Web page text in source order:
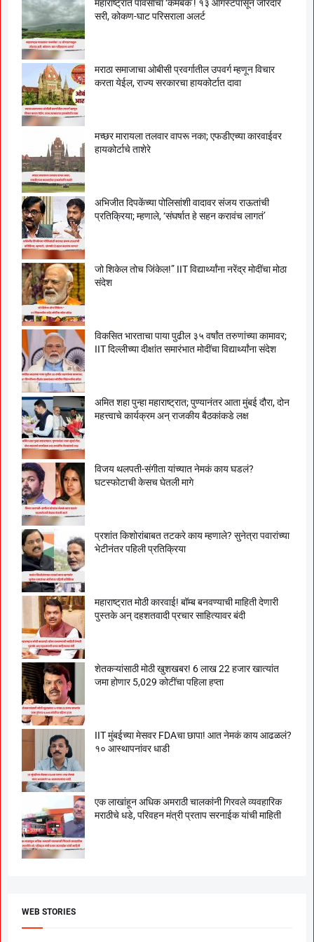
महाराष्ट्रात पावसाचा ‘कमबॅक’! १३ ऑगस्टपासून जोरदार
सरी, कोकण-घाट परिसराला अलर्ट
मराठा समाजाचा ओबीसी प्रवर्गातील उपवर्ग म्हणून विचार
करता येईल, राज्य सरकारचा हायकोर्टात दावा
मच्छर मारायला तलवार वापरू नका; एफडीएच्या कारवाईवर
हायकोर्टाचे ताशेरे
अभिजीत दिपकेंच्या पोलिसांशी वादावर संजय राऊतांची
प्रतिक्रिया; म्हणाले, ‘संघर्षात हे सहन करावंच लागतं’
जो शिकेल तोच जिंकेल!” IIT विद्यार्थ्यांना नरेंद्र मोदींचा मोठा
संदेश
विकसित भारताचा पाया पुढील ३५ वर्षांत तरुणांच्या कामावर;
IIT दिल्लीच्या दीक्षांत समारंभात मोदींचा विद्यार्थ्यांना संदेश
अमित शहा पुन्हा महाराष्ट्रात; पुण्यानंतर आता मुंबई दौरा, दोन
महत्त्वाचे कार्यक्रम अन् राजकीय बैठकांकडे लक्ष
विजय थलपती-संगीता यांच्यात नेमकं काय घडलं?
घटस्फोटाची केसच घेतली मागे
प्रशांत किशोरांबाबत तटकरे काय म्हणाले? सुनेत्रा पवारांच्या
भेटीनंतर पहिली प्रतिक्रिया
महाराष्ट्रात मोठी कारवाई! बॉम्ब बनवण्याची माहिती देणारी
पुस्तके अन् दहशतवादी प्रचार साहित्यावर बंदी
शेतकऱ्यांसाठी मोठी खुशखबर! 6 लाख 22 हजार खात्यांत
जमा होणार 5,029 कोटींचा पहिला हप्ता
IIT मुंबईच्या मेसवर FDAचा छापा! आत नेमकं काय आढळलं?
१० आस्थापनांवर धाडी
एक लाखांहून अधिक अमराठी चालकांनी गिरवले व्यवहारिक
मराठीचे धडे, परिवहन मंत्री प्रताप सरनाईक यांची माहिती
WEB STORIES